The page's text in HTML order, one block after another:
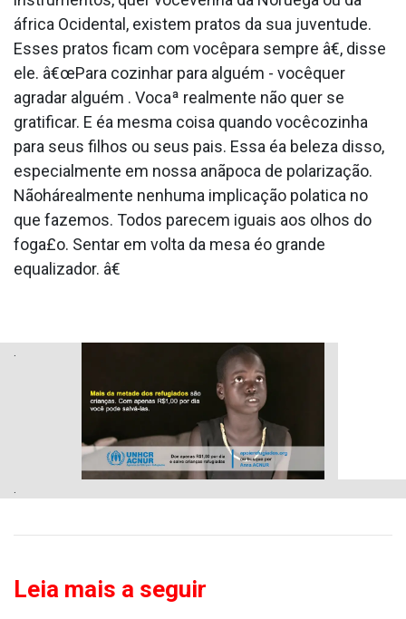
áfrica Ocidental, existem pratos da sua juventude.
Esses pratos ficam com vocêpara sempre â€, disse
ele. â€œPara cozinhar para alguém - vocêquer
agradar alguém . Vocaª realmente não quer se
gratificar. E éa mesma coisa quando vocêcozinha
para seus filhos ou seus pais. Essa éa beleza disso,
especialmente em nossa anãpoca de polarização.
Nãohárealmente nenhuma implicação pola­tica no
que fazemos. Todos parecem iguais aos olhos do
foga£o. Sentar em volta da mesa éo grande
equalizador. â€
Leia mais a seguir